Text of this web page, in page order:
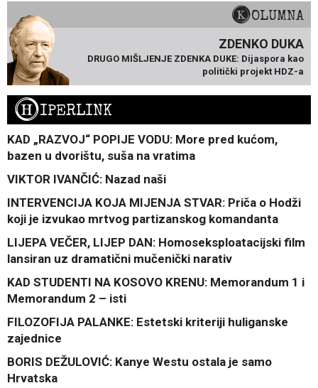
KOLUMNA
ZDENKO DUKA
DRUGO MIŠLJENJE ZDENKA DUKE: Dijaspora kao
politički projekt HDZ-a
HIPERLINK
KAD „RAZVOJ“ POPIJE VODU: More pred kućom,
bazen u dvorištu, suša na vratima
VIKTOR IVANČIĆ: Nazad naši
INTERVENCIJA KOJA MIJENJA STVAR: Priča o Hodži
koji je izvukao mrtvog partizanskog komandanta
LIJEPA VEČER, LIJEP DAN: Homoseksploatacijski film
lansiran uz dramatični mučenički narativ
KAD STUDENTI NA KOSOVO KRENU: Memorandum 1 i
Memorandum 2 – isti
FILOZOFIJA PALANKE: Estetski kriteriji huliganske
zajednice
BORIS DEŽULOVIĆ: Kanye Westu ostala je samo
Hrvatska